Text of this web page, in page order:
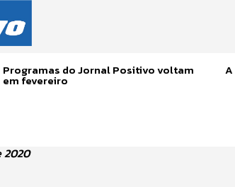
Programas do Jornal Positivo voltam
em fevereiro
2020